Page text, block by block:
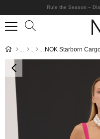
Rule the Season –
NOK Starborn